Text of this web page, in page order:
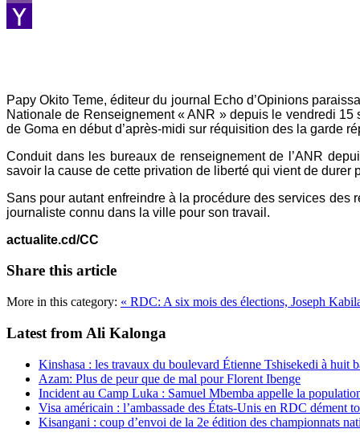
Viber
Papy Okito Teme, éditeur du journal Echo d’Opinions
Nationale de Renseignement « ANR » depuis le vendredi 15
de Goma en début d’après-midi sur réquisition des la garde
Conduit dans les bureaux de renseignement de l’ANR
savoir la cause de cette privation de liberté qui vient de
Sans pour autant enfreindre à la procédure des services
journaliste connu dans la ville pour son travail.
actualite.cd/CC
Share this article
More in this category: « RDC: A six mois des élections, Joseph
Latest from Ali Kalonga
Kinshasa : les travaux du boulevard Étienne Tshisekedi à huit
Azam: Plus de peur que de mal pour Florent Ibenge
Incident au Camp Luka : Samuel Mbemba appelle la
Visa américain : l’ambassade des États-Unis en RDC dément
Kisangani : coup d’envoi de la 2e édition des championnats